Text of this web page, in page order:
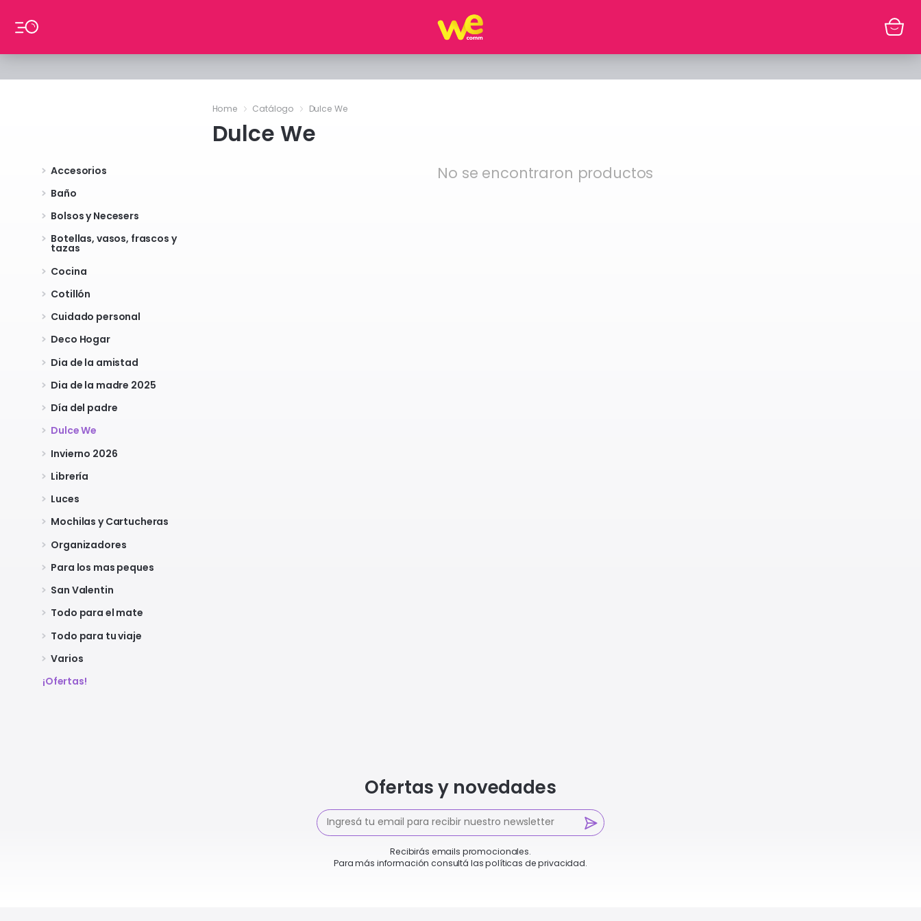
Accesorios
Baño
Bolsos y Necesers
Botellas, vasos, frascos y
tazas
Cocina
Cotillón
Cuidado personal
Deco Hogar
Dia de la amistad
Dia de la madre 2025
Día del padre
Dulce We
Invierno 2026
Librería
Luces
Mochilas y Cartucheras
Organizadores
Para los mas peques
San Valentin
Todo para el mate
Todo para tu viaje
Varios
¡Ofertas!
Home Catálogo Dulce We
Dulce We
No se encontraron productos
Ofertas y novedades
Recibirás emails promocionales.
Para más información consultá las políticas de privacidad.